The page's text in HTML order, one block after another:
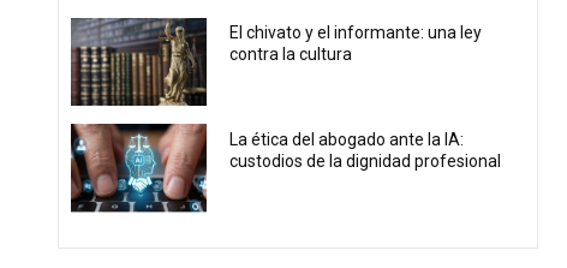
El chivato y el informante: una ley
contra la cultura
La ética del abogado ante la IA:
custodios de la dignidad profesional